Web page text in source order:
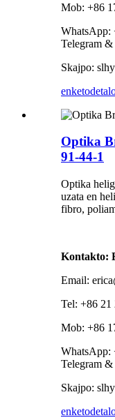
Mob: +86
WhatsApp:
Telegram
Skajpo:
enketo
Optika
91-44-1
Optika
uzata en
fibro,
Kontakto:
Email:
Tel: +86 21
Mob: +86
WhatsApp:
Telegram
Skajpo:
enketo